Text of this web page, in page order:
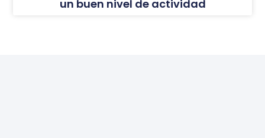
un buen nivel de actividad